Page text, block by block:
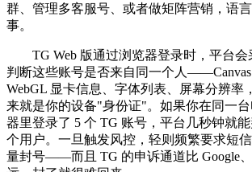
群、管理多客服号、或者做矩阵营销，语
事。
TG Web 版通过浏览器登录时，平台会
判断这些账号是否来自同一个人——Canvas
WebGL 显卡信息、字体列表、屏幕分辨率
来就是你的设备"身份证"。如果你在同一
器里登录了 5 个 TG 账号，平台几秒钟就
个用户。一旦触发风控，轻则频繁要求短
量封号——而且 TG 的申诉通道比 Google、